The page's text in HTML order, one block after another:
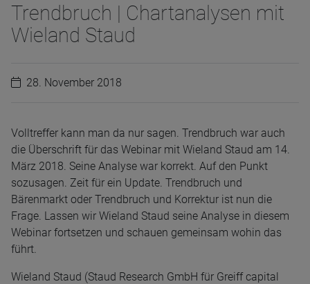
Trendbruch | Chartanalysen mit
Wieland Staud
28. November 2018
Volltreffer kann man da nur sagen. Trendbruch war auch
die Überschrift für das Webinar mit Wieland Staud am 14.
März 2018. Seine Analyse war korrekt. Auf den Punkt
sozusagen. Zeit für ein Update. Trendbruch und
Bärenmarkt oder Trendbruch und Korrektur ist nun die
Frage. Lassen wir Wieland Staud seine Analyse in diesem
Webinar fortsetzen und schauen gemeinsam wohin das
führt.
Wieland Staud (Staud Research GmbH für Greiff capital